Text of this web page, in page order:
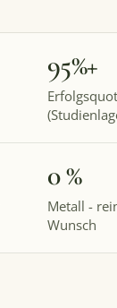
95%+
0 %
Metall -
Wunsch